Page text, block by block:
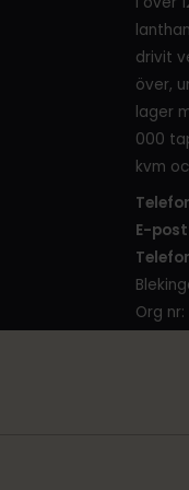
drivit
över,
lager
000
kvm
E-
Org